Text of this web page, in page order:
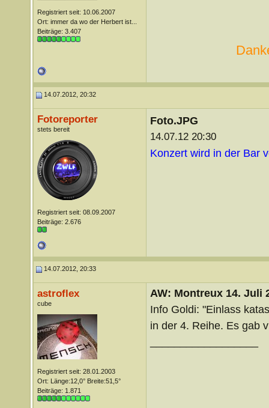
Registriert seit: 10.06.2007
Ort: immer da wo der Herbert ist...
Beiträge: 3.407
14.07.2012, 20:32
Fotoreporter
stets bereit
Registriert seit: 08.09.2007
Beiträge: 2.676
Foto.JPG
14.07.12 20:30
Konzert wird in der Bar
14.07.2012, 20:33
astroflex
cube
Registriert seit: 28.01.2003
Ort: Länge:12,0° Breite:51,5°
Beiträge: 1.871
AW: Montreux 14. Juli
Info Goldi: "Einlass
in der 4. Reihe. Es gab